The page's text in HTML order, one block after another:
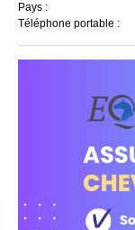
Pays :
Téléphone portable :